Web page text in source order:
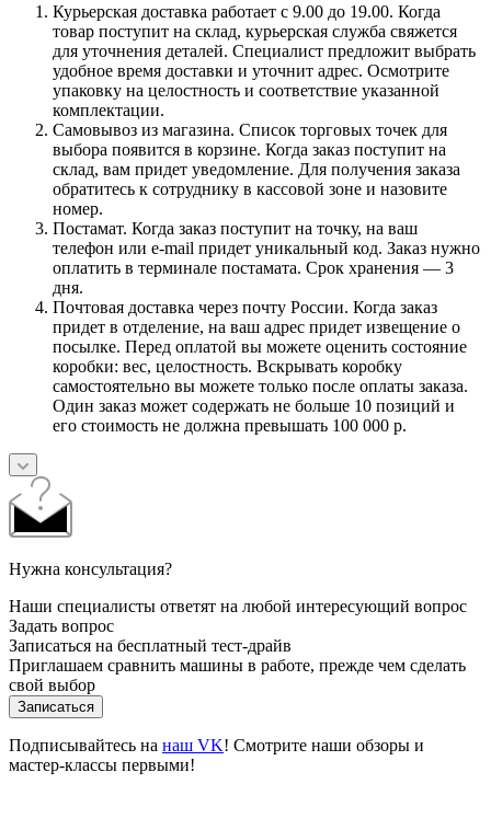
Курьерская доставка работает с 9.00 до 19.00. Когда
товар поступит на склад, курьерская служба свяжется
для уточнения деталей. Специалист предложит выбрать
удобное время доставки и уточнит адрес. Осмотрите
упаковку на целостность и соответствие указанной
комплектации.
Самовывоз из магазина. Список торговых точек для
выбора появится в корзине. Когда заказ поступит на
склад, вам придет уведомление. Для получения заказа
обратитесь к сотруднику в кассовой зоне и назовите
номер.
Постамат. Когда заказ поступит на точку, на ваш
телефон или e-mail придет уникальный код. Заказ нужно
оплатить в терминале постамата. Срок хранения — 3
дня.
Почтовая доставка через почту России. Когда заказ
придет в отделение, на ваш адрес придет извещение о
посылке. Перед оплатой вы можете оценить состояние
коробки: вес, целостность. Вскрывать коробку
самостоятельно вы можете только после оплаты заказа.
Один заказ может содержать не больше 10 позиций и
его стоимость не должна превышать 100 000 р.
Нужна консультация?
Наши специалисты ответят на любой интересующий вопрос
Задать вопрос
Записаться на бесплатный тест-драйв
Приглашаем сравнить машины в работе, прежде чем сделать
свой выбор
Записаться
Подписывайтесь на наш VK! Смотрите наши обзоры и
мастер-классы первыми!